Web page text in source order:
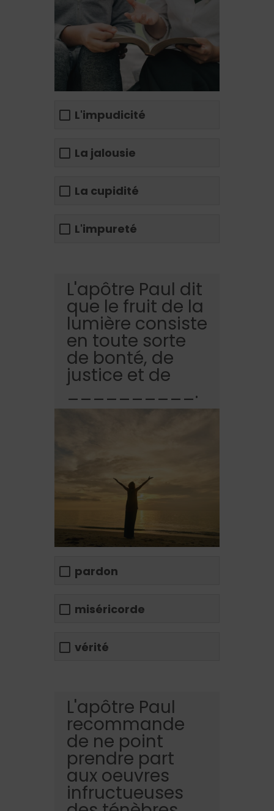
L'impudicité
La jalousie
La cupidité
L'impureté
L'apôtre Paul dit
que le fruit de la
lumière consiste
en toute sorte
de bonté, de
justice et de
__________.
pardon
miséricorde
vérité
L'apôtre Paul
recommande
de ne point
prendre part
aux oeuvres
infructueuses